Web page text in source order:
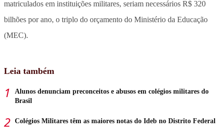
matriculados em instituições militares, seriam necessários R$ 320
bilhões por ano, o triplo do orçamento do Ministério da Educação
(MEC).
Leia também
Alunos denunciam preconceitos e abusos em colégios militares do
Brasil
Colégios Militares têm as maiores notas do Ideb no Distrito Federal